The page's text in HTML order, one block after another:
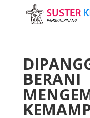
BERANI